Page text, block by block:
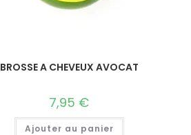
BROSSE A CHEVEUX AVOCAT
7,95 €
Ajouter au panier